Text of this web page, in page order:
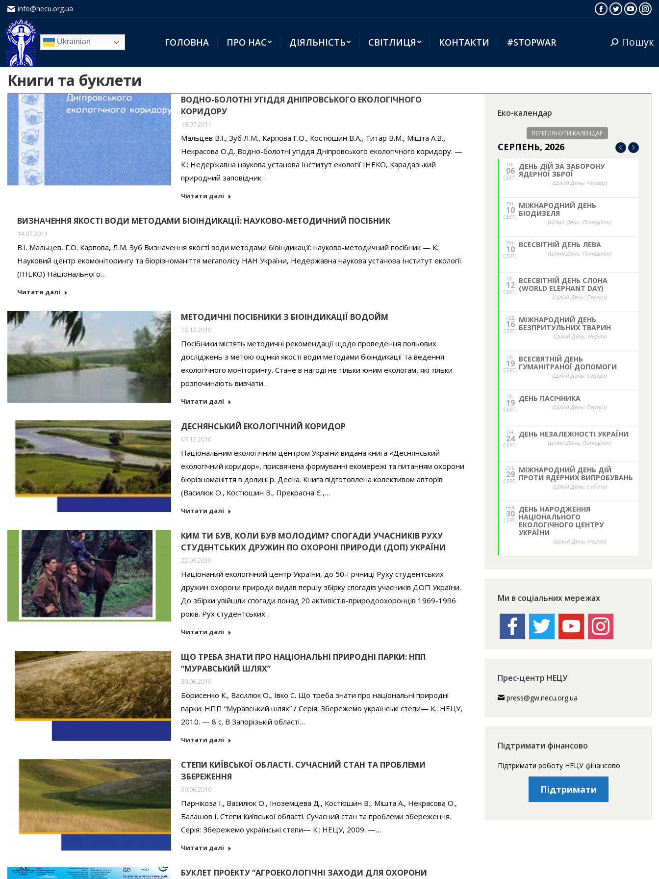
info@necu.org.ua
Facebook
Twitter
Ukrainian ГОЛОВНА ПРО НАС ДІЯЛЬНІСТЬ СВІТЛИЦЯ КОНТАКТИ #STOPWAR Search:Пошук
Книги та буклети
ВОДНО-БОЛОТНІ УГІДДЯ ДНІПРОВСЬКОГО ЕКОЛОГІЧНОГО
КОРИДОРУ
18.07.2011
Мальцев В.І., Зуб Л.М., Карпова Г.О., Костюшин В.А., Титар В.М., Мішта А.В.,
Некрасова О.Д. Водно-болотні угіддя Дніпровського екологічного коридору. —
К.: Недержавна наукова установа Інститут екології ІНЕКО, Карадазький
природний заповідник…
Читати далі
ВИЗНАЧЕННЯ ЯКОСТІ ВОДИ МЕТОДАМИ БІОІНДИКАЦІЇ: НАУКОВО-МЕТОДИЧНИЙ ПОСІБНИК
14.07.2011
В.І. Мальцев, Г.О. Карпова, Л.М. Зуб Визначення якості води методами біоіндикації: науково-методичний посібник — К.:
Науковий центр екомоніторингу та біорізноманіття мегаполісу НАН України, Недержавна наукова установа Інститут екології
(ІНЕКО) Національного…
Читати далі
МЕТОДИЧНІ ПОСІБНИКИ З БІОІНДИКАЦІЇ ВОДОЙМ
13.12.2010
Посібники містять методичні рекомендації щодо проведення польових
досліджень з метою оцінки якості води методами біоіндикації та ведення
екологічного моніторингу. Стане в нагоді не тільки юним екологам, які тільки
розпочинають вивчати…
Читати далі
ДЕСНЯНСЬКИЙ ЕКОЛОГІЧНИЙ КОРИДОР
07.12.2010
Національним екологічним центром України видана книга «Деснянський
екологічний коридор», присвячена формуванні екомережі та питанням охорони
біорізноманіття в долині р. Десна. Книга підготовлена колективом авторів
(Василюк О., Костюшин В., Прекрасна Є.,…
Читати далі
КИМ ТИ БУВ, КОЛИ БУВ МОЛОДИМ? СПОГАДИ УЧАСНИКІВ РУХУ
СТУДЕНТСЬКИХ ДРУЖИН ПО ОХОРОНІ ПРИРОДИ (ДОП) УКРАЇНИ
22.09.2010
Націонаний екологічний центр України, до 50-ї рчниці Руху студентських
дружин охорони природи видав першу збірку спогадів учасників ДОП України.
До збірки увійшли спогади понад 20 активістів-природоохоронців 1969-1996
років. Рух студентських…
Читати далі
ЩО ТРЕБА ЗНАТИ ПРО НАЦІОНАЛЬНІ ПРИРОДНІ ПАРКИ: НПП
“МУРАВСЬКИЙ ШЛЯХ”
30.06.2010
Борисенко К., Василюк О., Івко С. Що треба знати про національні природні
парки: НПП “Муравський шлях” / Серія: Збережемо українські степи— К.: НЕЦУ,
2010. — 8 с. В Запорізькій області…
Читати далі
СТЕПИ КИЇВСЬКОЇ ОБЛАСТІ. СУЧАСНИЙ СТАН ТА ПРОБЛЕМИ
ЗБЕРЕЖЕННЯ
30.06.2010
Парнікоза І., Василюк О., Іноземцева Д., Костюшин В., Мішта А., Некрасова О.,
Балашов І. Степи Київської області. Сучасний стан та проблеми збереження.
Серія: Збережемо українські степи— К.: НЕЦУ, 2009. —…
Читати далі
БУКЛЕТ ПРОЕКТУ “АГРОЕКОЛОГІЧНІ ЗАХОДИ ДЛЯ ОХОРОНИ
Еко-календар
ПЕРЕГЛЯНУТИ КАЛЕНДАР
СЕРПЕНЬ, 2026
ЧТ.
06
СЕРП.
ДЕНЬ ДІЙ ЗА ЗАБОРОНУ
ЯДЕРНОЇ ЗБРОЇ
(Цілий День: Четвер)
ПН.
10
СЕРП.
МІЖНАРОДНИЙ ДЕНЬ
БІОДИЗЕЛЯ
(Цілий День: Понеділок)
ПН.
10
СЕРП.
ВСЕСВІТНІЙ ДЕНЬ ЛЕВА
(Цілий День: Понеділок)
СР.
12
СЕРП.
ВСЕСВІТНІЙ ДЕНЬ СЛОНА
(WORLD ELEPHANT DAY)
(Цілий День: Середа)
НЕД,
16
СЕРП.
МІЖНАРОДНИЙ ДЕНЬ
БЕЗПРИТУЛЬНИХ ТВАРИН
(Цілий День: Неділя)
СР.
19
СЕРП.
ВСЕСВЯТНІЙ ДЕНЬ
ГУМАНІТРАНОЇ ДОПОМОГИ
(Цілий День: Середа)
СР.
19
СЕРП.
ДЕНЬ ПАСІЧНИКА
(Цілий День: Середа)
ПН.
24
СЕРП.
ДЕНЬ НЕЗАЛЕЖНОСТІ УКРАЇНИ
(Цілий День: Понеділок)
СУБ.
29
СЕРП.
МІЖНАРОДНИЙ ДЕНЬ ДІЙ
ПРОТИ ЯДЕРНИХ ВИПРОБУВАНЬ
(Цілий День: Субота)
НЕД,
30
СЕРП.
ДЕНЬ НАРОДЖЕННЯ
НАЦІОНАЛЬНОГО
ЕКОЛОГІЧНОГО ЦЕНТРУ
УКРАЇНИ
(Цілий День: Неділя)
Ми в соціальних мережах
facebook twitter youtube instagram
Прес-центр НЕЦУ
press@gw.necu.org.ua
Підтримати фінансово
Підтримати роботу НЕЦУ фінансово
Підтримати